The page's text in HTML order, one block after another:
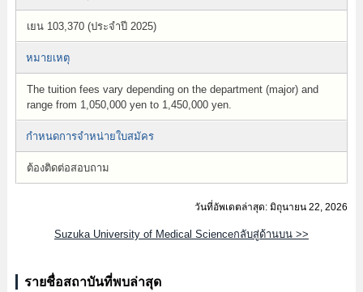
เยน 103,370 (ประจำปี 2025)
หมายเหตุ
The tuition fees vary depending on the department (major) and
range from 1,050,000 yen to 1,450,000 yen.
กำหนดการจำหน่ายใบสมัคร
ต้องติดต่อสอบถาม
วันที่อัพเดตล่าสุด: มิถุนายน 22, 2026
Suzuka University of Medical Scienceกลับสู่ด้านบน >>
รายชื่อสถาบันที่พบล่าสุด